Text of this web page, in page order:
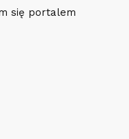
się portalem